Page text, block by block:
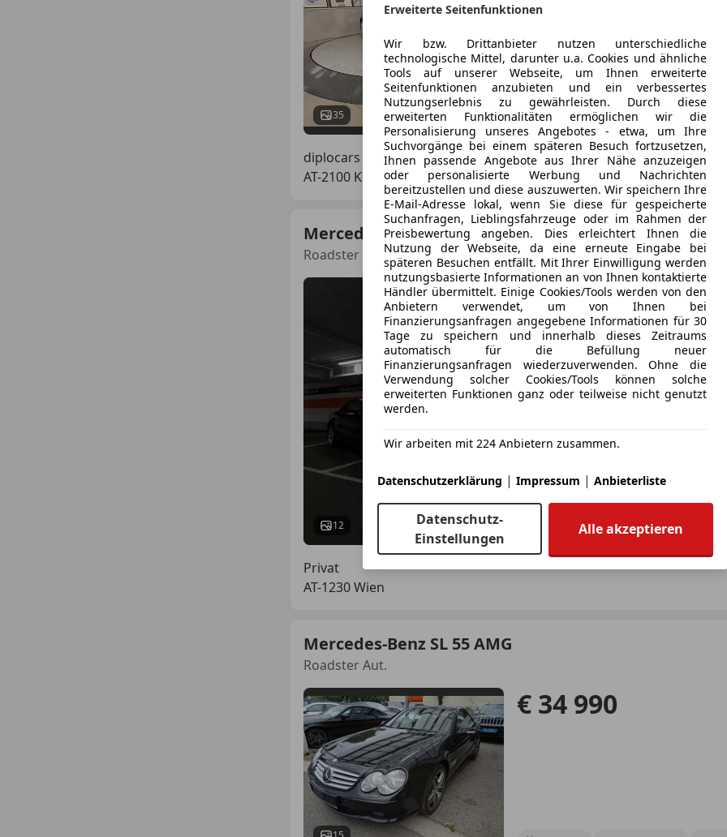
35 05/2006 76 000 km
diplocars GmbH
AT-2100 Korneuburg
Mercedes-Benz SL 55 AMG
Roadster Aut.
12
€ 28 999
12/2002 234 000 km
Privat
AT-1230 Wien
Mercedes-Benz SL 55 AMG
Roadster Aut.
€ 34 990
Erweiterte Seitenfunktionen
Wir bzw. Drittanbieter nutzen unterschiedliche
technologische Mittel, darunter u.a. Cookies und ähnliche
Tools auf unserer Webseite, um Ihnen erweiterte
Seitenfunktionen anzubieten und ein verbessertes
Nutzungserlebnis zu gewährleisten. Durch diese
erweiterten Funktionalitäten ermöglichen wir die
Personalisierung unseres Angebotes - etwa, um Ihre
Suchvorgänge bei einem späteren Besuch fortzusetzen,
Ihnen passende Angebote aus Ihrer Nähe anzuzeigen
oder personalisierte Werbung und Nachrichten
bereitzustellen und diese auszuwerten. Wir speichern Ihre
E-Mail-Adresse lokal, wenn Sie diese für gespeicherte
Suchanfragen, Lieblingsfahrzeuge oder im Rahmen der
Preisbewertung angeben. Dies erleichtert Ihnen die
Nutzung der Webseite, da eine erneute Eingabe bei
späteren Besuchen entfällt. Mit Ihrer Einwilligung werden
nutzungsbasierte Informationen an von Ihnen kontaktierte
Händler übermittelt. Einige Cookies/Tools werden von den
Anbietern verwendet, um von Ihnen bei
Finanzierungsanfragen angegebene Informationen für 30
Tage zu speichern und innerhalb dieses Zeitraums
automatisch für die Befüllung neuer
Finanzierungsanfragen wiederzuverwenden. Ohne die
Verwendung solcher Cookies/Tools können solche
erweiterten Funktionen ganz oder teilweise nicht genutzt
werden.
Wir arbeiten mit 224 Anbietern zusammen.
Datenschutzerklärung | Impressum | Anbieterliste
Datenschutz-
Einstellungen
Alle akzeptieren